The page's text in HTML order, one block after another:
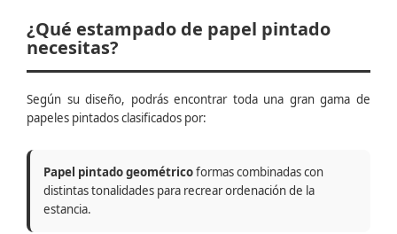
¿Qué estampado de papel pintado
necesitas?
Según su diseño, podrás encontrar toda una gran gama de
papeles pintados clasificados por:
Papel pintado geométricoformas combinadas con
distintas tonalidades para recrear ordenación de la
estancia.